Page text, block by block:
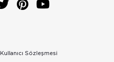
Kullanıcı Sözleşmesi